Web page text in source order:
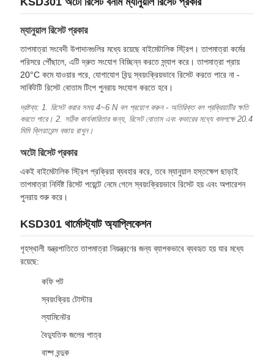
ম্যানুয়াল রিসেট প্রকার
তাপমাত্রা সংবেদী উপাদানগুলির মধ্যে রয়েছে বাইমেটালিক স্ট্রিপ। তাপমাত্রা কর্মের
পরিসরে পৌঁছালে, এটি দ্রুত সংযোগ বিচ্ছিন্ন করতে স্ন্যাপ করে। তাপমাত্রা প্রায়
20°C কমে যাওয়ার পরে, যোগাযোগ বিন্দু স্বয়ংক্রিয়ভাবে রিসেট করতে পারে না -
সার্কিটটি রিসেট বোতাম টিপে পুনরায় সংযোগ করতে হবে।
দ্রষ্টব্য: 1. রিসেট করার সময় 4~6 N বল প্রয়োগ করুন - অতিরিক্ত বল প্রক্রিয়াটির ক্ষতি
করতে পারে। 2. সঠিক কার্যকারিতার জন্য, রিসেট বোতাম এবং কভারের মধ্যে কমপক্ষে 20.4
মিমি ক্লিয়ারেন্স বজায় রাখুন।
অটো রিসেট প্রকার
একই বাইমেটালিক স্ট্রিপ প্রক্রিয়া ব্যবহার করে, তবে ম্যানুয়াল হস্তক্ষেপ ছাড়াই
তাপমাত্রা নির্দিষ্ট রিসেট পয়েন্টে নেমে গেলে স্বয়ংক্রিয়ভাবে রিসেট হয় এবং অপারেশন
পুনরায় শুরু করে।
KSD301 থার্মোস্ট্যাট অ্যাপ্লিকেশন
গৃহস্থালী যন্ত্রপাতিতে তাপমাত্রা নিয়ন্ত্রণের জন্য ব্যাপকভাবে ব্যবহৃত হয় যার মধ্যে
রয়েছে:
কফি পট
স্বয়ংক্রিয় টোস্টার
ল্যামিনেটর
বৈদ্যুতিক জলের পাত্র
বাষ্প বন্দুক